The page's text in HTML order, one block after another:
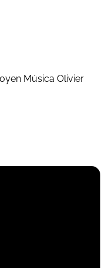
Música Olivier